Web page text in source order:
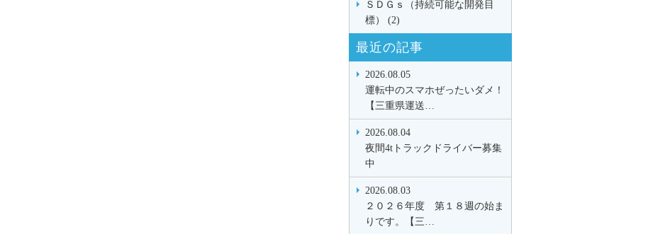
ＳＤＧｓ（持続可能な開発目
標） (2)
最近の記事
2026.08.05
運転中のスマホぜったいダメ！
【三重県運送…
2026.08.04
夜間4tトラックドライバー募集
中
2026.08.03
２０２６年度 第１８週の始ま
りです。【三…